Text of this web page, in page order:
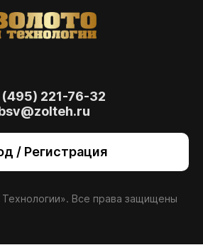
(495) 221-76-32
/ Регистрация
Все права защищены
сайта и улучшения
согласиена использование